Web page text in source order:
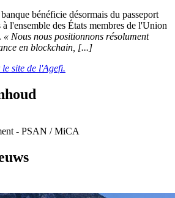
bénéficie désormais du passeport
l'ensemble des États membres de l'Union
« Nous nous positionnons résolument
en blockchain, [...]
site de l'Agefi.
- PSAN / MiCA